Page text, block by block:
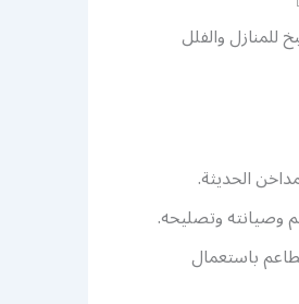
والفلل
الحديثة.
وتصليحه.
باستعمال